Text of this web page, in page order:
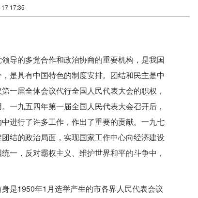
17:35
导的多党合作和政治协商的重要机构，是我国
是具有中国特色的制度安排。团结和民主是中
一届全体会议代行全国人民代表大会的职权，
一九五四年第一届全国人民代表大会召开后，
进行了许多工作，作出了重要的贡献。一九七
结的政治局面，实现国家工作中心向经济建设
一，反对霸权主义、维护世界和平的斗争中，
是1950年1月选举产生的市各界人民代表会议